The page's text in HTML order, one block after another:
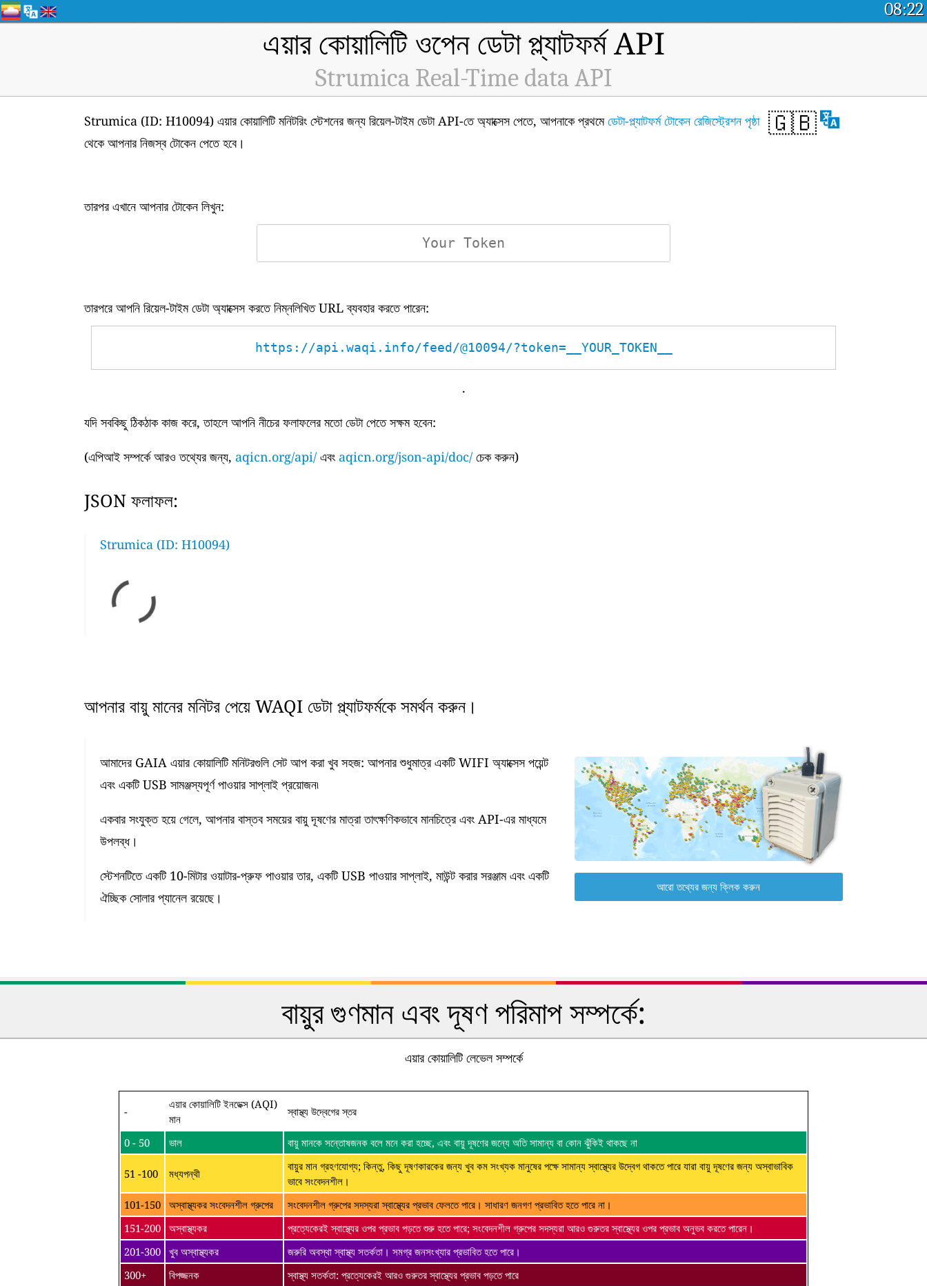
08:22
এয়ার কোয়ালিটি ওপেন ডেটা প্ল্যাটফর্ম API
Strumica Real-Time data API
🇬🇧
Strumica (ID: H10094) এয়ার কোয়ালিটি মনিটরিং স্টেশনের জন্য রিয়েল-টাইম ডেটা API-তে অ্যাক্সেস পেতে, আপনাকে প্রথমেডেটা-প্ল্যাটফর্ম টোকেন রেজিস্ট্রেশন পৃষ্ঠা
থেকে আপনার নিজস্ব টোকেন পেতে হবে।
তারপর এখানে আপনার টোকেন লিখুন:
তারপরে আপনি রিয়েল-টাইম ডেটা অ্যাক্সেস করতে নিম্নলিখিত URL ব্যবহার করতে পারেন:
https://api.waqi.info/feed/@10094/?token=__YOUR_TOKEN__
.
যদি সবকিছু ঠিকঠাক কাজ করে, তাহলে আপনি নীচের ফলাফলের মতো ডেটা পেতে সক্ষম হবেন:
(এপিআই সম্পর্কে আরও তথ্যের জন্য, aqicn.org/api/ এবং aqicn.org/json-api/doc/ চেক করুন)
JSON ফলাফল:
Strumica (ID: H10094)
আপনার বায়ু মানের মনিটর পেয়ে WAQI ডেটা প্ল্যাটফর্মকে সমর্থন করুন।
আমাদের GAIA এয়ার কোয়ালিটি মনিটরগুলি সেট আপ করা খুব সহজ: আপনার শুধুমাত্র একটি WIFI অ্যাক্সেস পয়েন্ট
এবং একটি USB সামঞ্জস্যপূর্ণ পাওয়ার সাপ্লাই প্রয়োজন৷
একবার সংযুক্ত হয়ে গেলে, আপনার বাস্তব সময়ের বায়ু দূষণের মাত্রা তাৎক্ষণিকভাবে মানচিত্রে এবং API-এর মাধ্যমে
উপলব্ধ।
স্টেশনটিতে একটি 10-মিটার ওয়াটার-প্রুফ পাওয়ার তার, একটি USB পাওয়ার সাপ্লাই, মাউন্ট করার সরঞ্জাম এবং একটি
ঐচ্ছিক সোলার প্যানেল রয়েছে।
আরো তথ্যের জন্য ক্লিক করুন
বায়ুর গুণমান এবং দূষণ পরিমাপ সম্পর্কে:
এয়ার কোয়ালিটি লেভেল সম্পর্কে
-
এয়ার কোয়ালিটি ইনডেক্স (AQI)
মান
স্বাস্থ্য উদ্বেগের স্তর
0 - 50 ভাল বায়ু মানকে সন্তোষজনক বলে মনে করা হচ্ছে, এবং বায়ু দূষণের জন্যে অতি সামান্য বা কোন ঝুঁকিই থাকছে না
51 -100 মধ্যপন্থী
বায়ুর মান গ্রহণযোগ্য; কিন্তু, কিছু দূষণকারকের জন্য খুব কম সংখ্যক মানুষের পক্ষে সামান্য স্বাস্থ্যের উদ্বেগ থাকতে পারে যারা বায়ু দূষণের জন্য অস্বাভাবিক
ভাবে সংবেদনশীল।
101-150 অস্বাস্থ্যকর সংবেদনশীল গ্রুপের
সংবেদনশীল গ্রুপের সদস্যরা স্বাস্থ্যের প্রভাব ফেলতে পারে। সাধারণ জনগণ প্রভাবিত হতে পারে না।
151-200 অস্বাস্থ্যকর
প্রত্যেকেরই স্বাস্থ্যের ওপর প্রভাব পড়তে শুরু হতে পারে; সংবেদনশীল গ্রুপের সদস্যরা আরও গুরুতর স্বাস্থ্যের ওপর প্রভাব অনুভব করতে পারেন।
201-300 খুব অস্বাস্থ্যকর
জরুরি অবস্থা স্বাস্থ্য সতর্কতা। সমগ্র জনসংখ্যার প্রভাবিত হতে পারে।
300+
বিপজ্জনক স্বাস্থ্য সতর্কতা: প্রত্যেকেরই আরও গুরুতর স্বাস্থ্যের প্রভাব পড়তে পারে